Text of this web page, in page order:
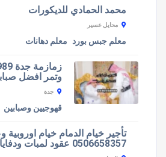
محمد الحمادي للديكورات
محايل عسير
معلم جبس بورد معلم دهانات
وتمر افضل
جدة
قهوجيين وصبابين
تأجير خيام الدمام خيام اوروبية
0506658357 عقود لمبات ودفايات